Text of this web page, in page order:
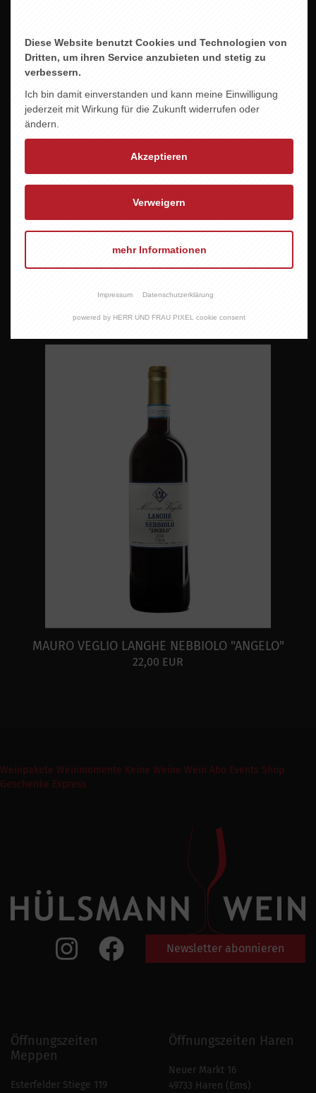
LANDSCHNECKENKALK-
16,95 EUR
MAURO VEGLIO LANGHE NEBBIOLO "ANGELO"
22,00 EUR
Weinpakete Weinmomente Keine Weine Wein Abo Events Shop
Geschenke Express
Newsletter abonnieren
Öffnungszeiten
Meppen
Esterfelder Stiege 119
Öffnungszeiten Haren
Neuer Markt 16
49733 Haren (Ems)
Diese Website benutzt Cookies und Technologien von
Dritten, um ihren Service anzubieten und stetig zu
verbessern.
Ich bin damit einverstanden und kann meine Einwilligung
jederzeit mit Wirkung für die Zukunft widerrufen oder
ändern.
Akzeptieren
Verweigern
mehr Informationen
Impressum Datenschutzerklärung
powered by HERR UND FRAU PIXEL cookie consent